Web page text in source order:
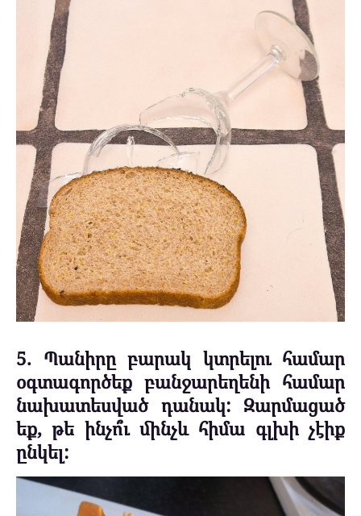
5. Պանիրը բարակ կտրելու համար
օգտագործեք բանջարեղենի համար
նախատեսված դանակ: Զարմացած
եք, թե ինչո՞ւ մինչև հիմա գլխի չէիք
ընկել: